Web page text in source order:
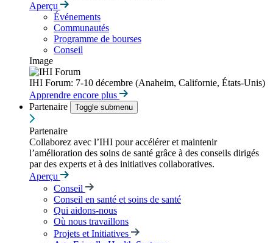
Aperçu
Événements
Communautés
Programme de bourses
Conseil
Image
IHI Forum: 7-10 décembre (Anaheim, Californie, États-Unis)
Apprendre encore plus
Partenaire
Toggle submenu
Partenaire
Collaborez avec l’IHI pour accélérer et maintenir
l’amélioration des soins de santé grâce à des conseils dirigés
par des experts et à des initiatives collaboratives.
Aperçu
Conseil
Conseil en santé et soins de santé
Qui aidons-nous
Où nous travaillons
Projets et Initiatives